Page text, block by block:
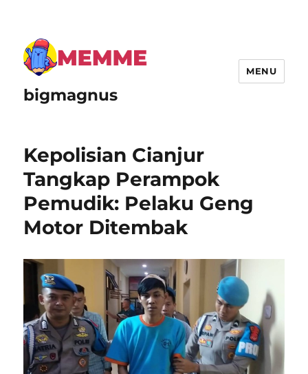
bigmagnus
MENU
Kepolisian Cianjur
Tangkap Perampok
Pemudik: Pelaku Geng
Motor Ditembak